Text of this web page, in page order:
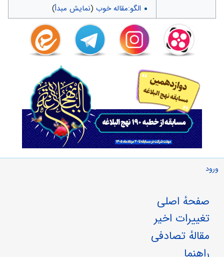
الگو:مقاله خوب(نمایش مبدأ)
ورود
صفحهٔ اصلی
تغییرات اخیر
مقالهٔ تصادفی
راهنما